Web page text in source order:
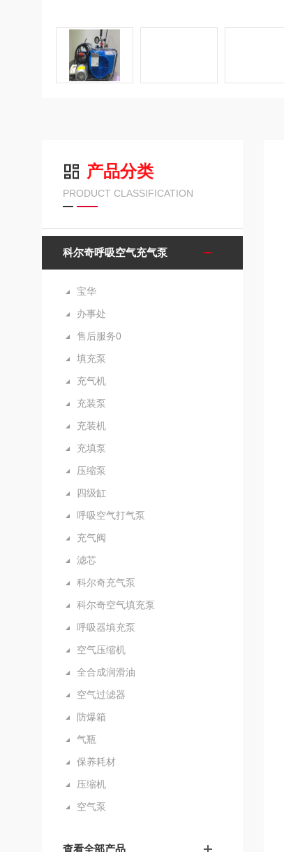
产品分类
PRODUCT CLASSIFICATION
科尔奇呼吸空气充气泵
宝华
办事处
售后服务0
填充泵
充气机
充装泵
充装机
充填泵
压缩泵
四级缸
呼吸空气打气泵
充气阀
滤芯
科尔奇充气泵
科尔奇空气填充泵
呼吸器填充泵
空气压缩机
全合成润滑油
空气过滤器
防爆箱
气瓶
保养耗材
压缩机
空气泵
查看全部产品